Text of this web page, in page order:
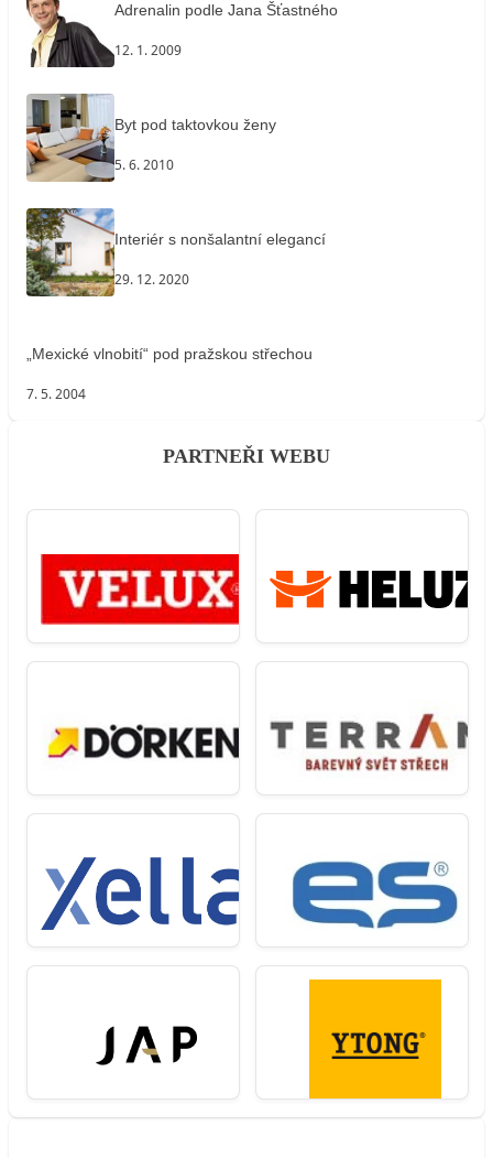
Adrenalin podle Jana Šťastného
12. 1. 2009
Byt pod taktovkou ženy
5. 6. 2010
Interiér s nonšalantní elegancí
29. 12. 2020
„Mexické vlnobití“ pod pražskou střechou
7. 5. 2004
PARTNEŘI WEBU